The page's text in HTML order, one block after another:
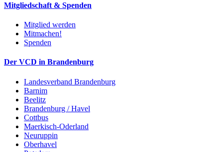
Mitgliedschaft & Spenden
Mitglied werden
Mitmachen!
Spenden
Der VCD in Brandenburg
Landesverband Brandenburg
Barnim
Beelitz
Brandenburg / Havel
Cottbus
Maerkisch-Oderland
Neuruppin
Oberhavel